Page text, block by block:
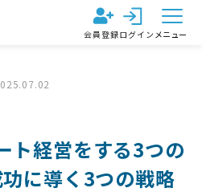
会員登録ログイン メニュー
ト経営をする3つの
に導く3つの戦略